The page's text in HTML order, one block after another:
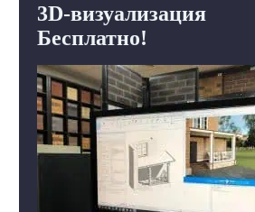
3D-визуализация
Бесплатно!